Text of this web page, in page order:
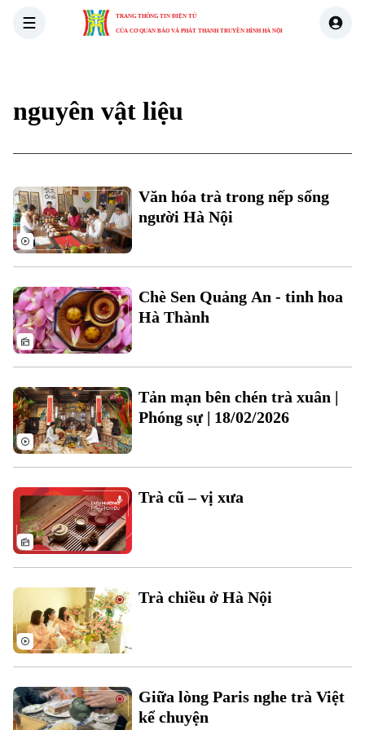
TRANG THÔNG TIN ĐIỆN TỬ
CỦA CƠ QUAN BÁO VÀ PHÁT THANH TRUYỀN HÌNH HÀ NỘI
Xu hướng
Chuyên mục
Thời sự
nguyên vật liệu
Văn hóa trà trong nếp sống
người Hà Nội
Chè Sen Quảng An - tinh hoa
Hà Thành
Tản mạn bên chén trà xuân |
Phóng sự | 18/02/2026
Trà cũ – vị xưa
Trà chiều ở Hà Nội
Giữa lòng Paris nghe trà Việt
kể chuyện